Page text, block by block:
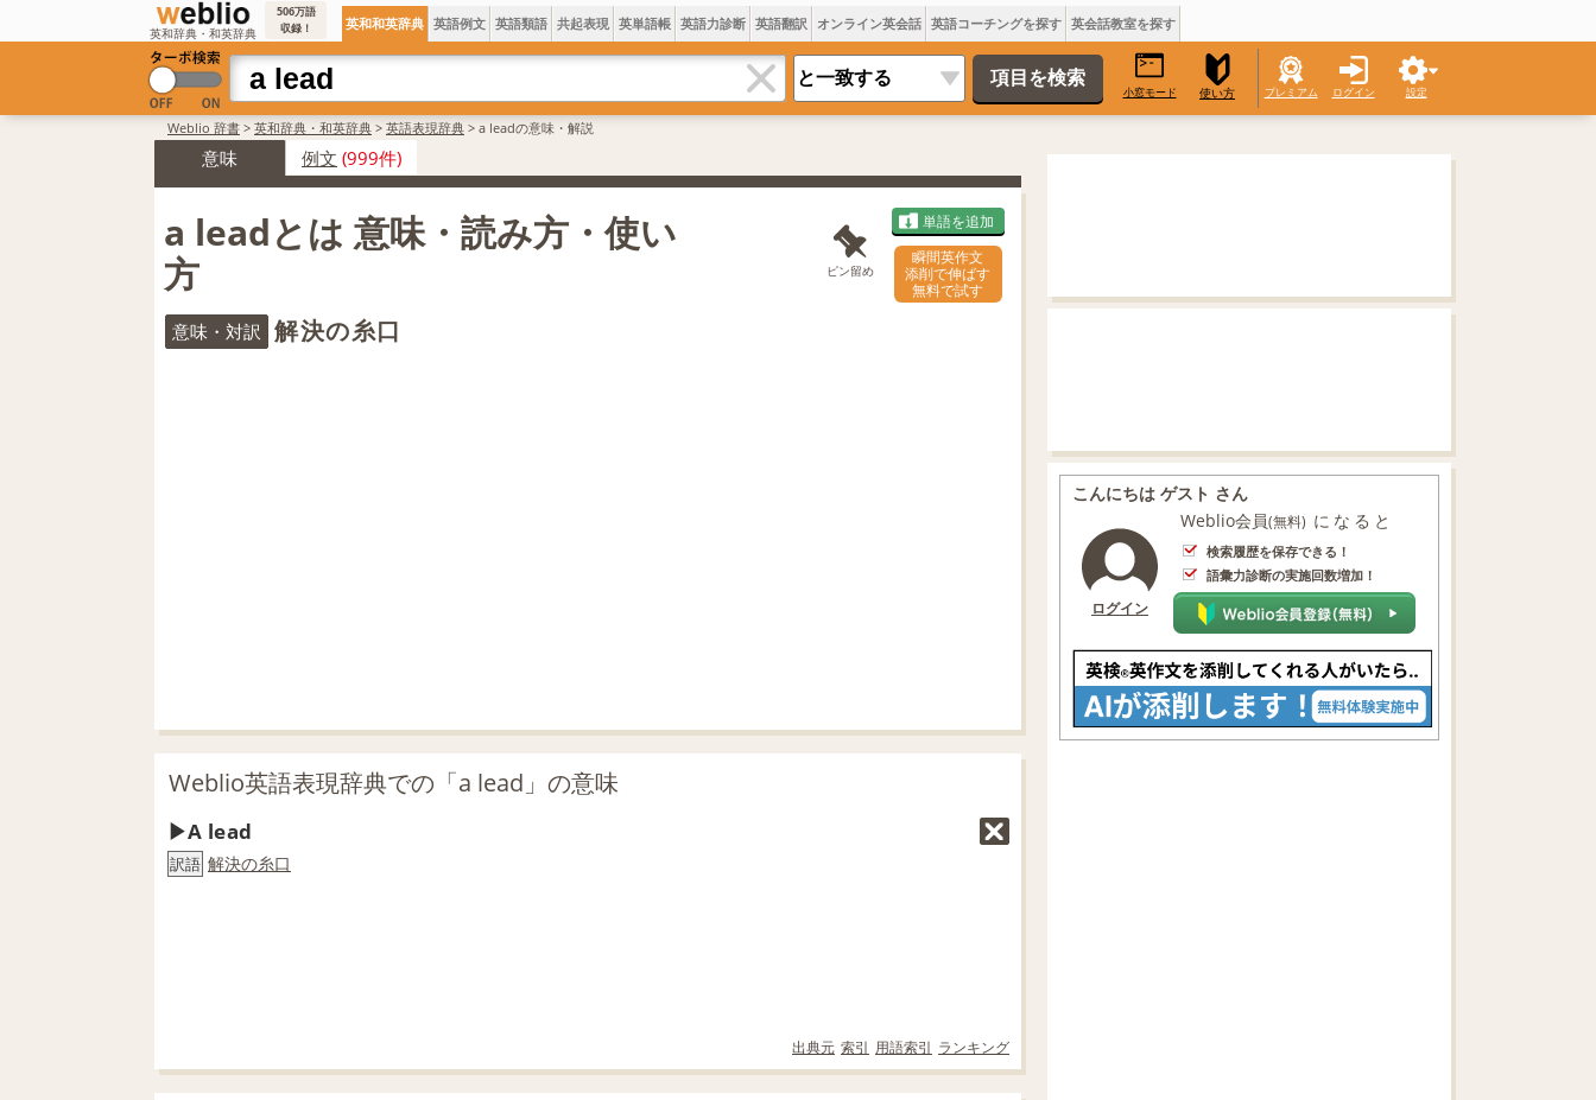
英和辞典・和英辞典
506万語
収録！
英和和英辞典 英語例文 英語類語 共起表現 英単語帳 英語力診断 英語翻訳 オンライン英会話 英語コーチングを探す 英会話教室を探す
小窓モード 使い方 プレミアム ログイン 設定
Weblio 辞書 > 英和辞典・和英辞典 > 英語表現辞典 > a leadの意味・解説
意味 例文 (999件)
a leadとは 意味・読み方・使い
方
ピン留め
単語を追加
瞬間英作文
添削で伸ばす
無料で試す
意味・対訳 解決の糸口
Weblio英語表現辞典での「a lead」の意味
A lead
訳語 解決の糸口
出典元 索引 用語索引 ランキング
こんにちは ゲスト さん
ログイン
Weblio会員(無料) になると
検索履歴を保存できる！
語彙力診断の実施回数増加！